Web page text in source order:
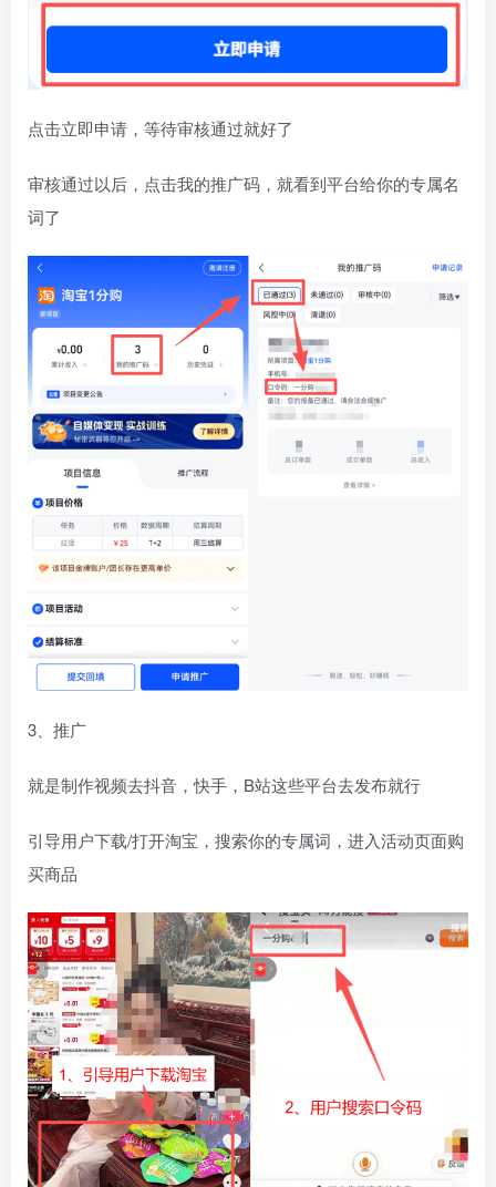
点击立即申请，等待审核通过就好了
审核通过以后，点击我的推广码，就看到平台给你的专属名
词了
3、推广
就是制作视频去抖音，快手，B站这些平台去发布就行
引导用户下载/打开淘宝，搜索你的专属词，进入活动页面购
买商品